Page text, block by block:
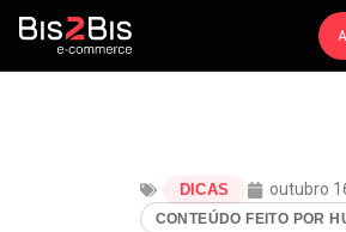
DICAS outubro
CONTEÚDO FEITO POR